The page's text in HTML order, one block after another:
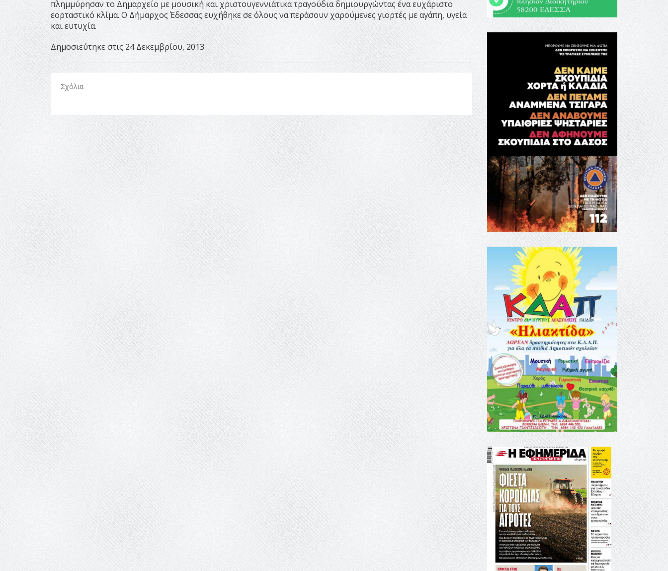
πλημμύρησαν το Δημαρχείο με μουσική και χριστουγεννιάτικα τραγούδια δημιουργώντας ένα ευχάριστο
εορταστικό κλίμα. Ο Δήμαρχος Έδεσσας ευχήθηκε σε όλους να περάσουν χαρούμενες γιορτές με αγάπη, υγεία
και ευτυχία.
Δημοσιεύτηκε στις 24 Δεκεμβρίου, 2013
Σχόλια